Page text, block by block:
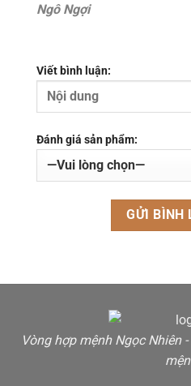
Ngô Ngợi
Viết bình luận:
Đánh giá sản phẩm:
Vòng hợp mệnh Ngọc Nhiên